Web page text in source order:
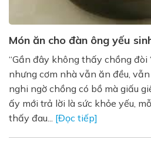
Món ăn cho đàn ông yếu
“Gần đây không thấy chồng đòi
nhưng cơm nhà vẫn ăn đều,
nghi ngờ chồng có bồ mà giấu
ấy mới trả lời là sức khỏe yếu,
thấy đau... [Đọc tiếp]